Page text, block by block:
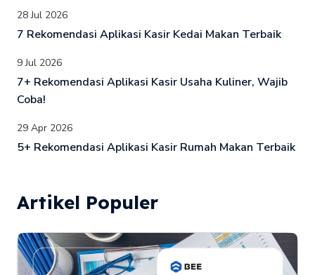
28 Jul 2026
7 Rekomendasi Aplikasi Kasir Kedai Makan Terbaik
9 Jul 2026
7+ Rekomendasi Aplikasi Kasir Usaha Kuliner, Wajib
Coba!
29 Apr 2026
5+ Rekomendasi Aplikasi Kasir Rumah Makan Terbaik
Artikel Populer